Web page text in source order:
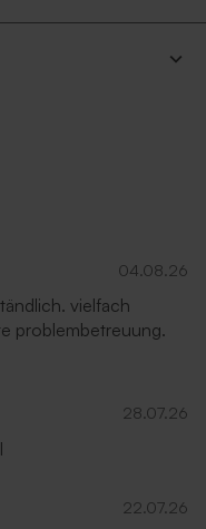
04.08.26
vielfach
problembetreuung.
28.07.26
22.07.26